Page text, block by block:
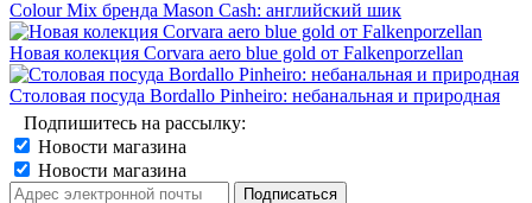
Colour Mix бренда Mason Cash: английский шик
Новая колекция Corvara aero blue gold от Falkenporzellan
Столовая посуда Bordallo Pinheiro: небанальная и природная
Подпишитесь на рассылку:
Новости магазина
Новости магазина